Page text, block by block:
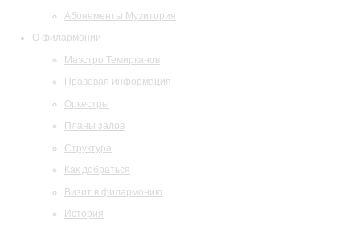
Абонементы Музитория
О филармонии
Маэстро Темирканов
Правовая информация
Оркестры
Планы залов
Структура
Как добраться
Визит в филармонию
История